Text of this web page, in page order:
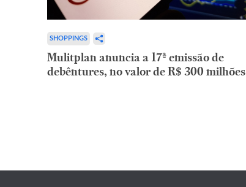
SHOPPINGS
Mulitplan anuncia a 17ª emissão de
debêntures, no valor de R$ 300 milhões